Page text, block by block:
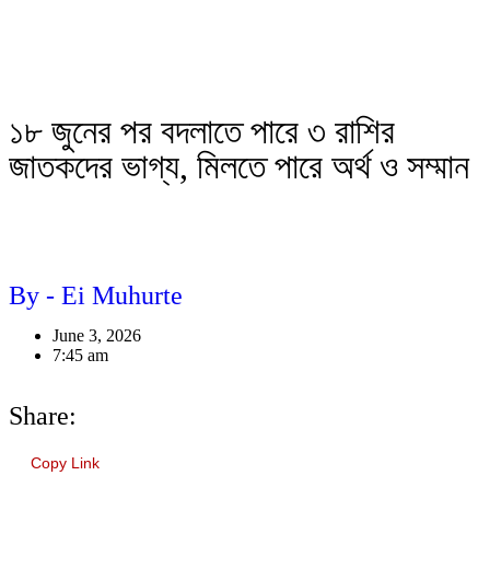
১৮ জুনের পর বদলাতে পারে ৩ রাশির
জাতকদের ভাগ্য, মিলতে পারে অর্থ ও সম্মান
By - Ei Muhurte
June 3, 2026
7:45 am
Share:
Copy Link